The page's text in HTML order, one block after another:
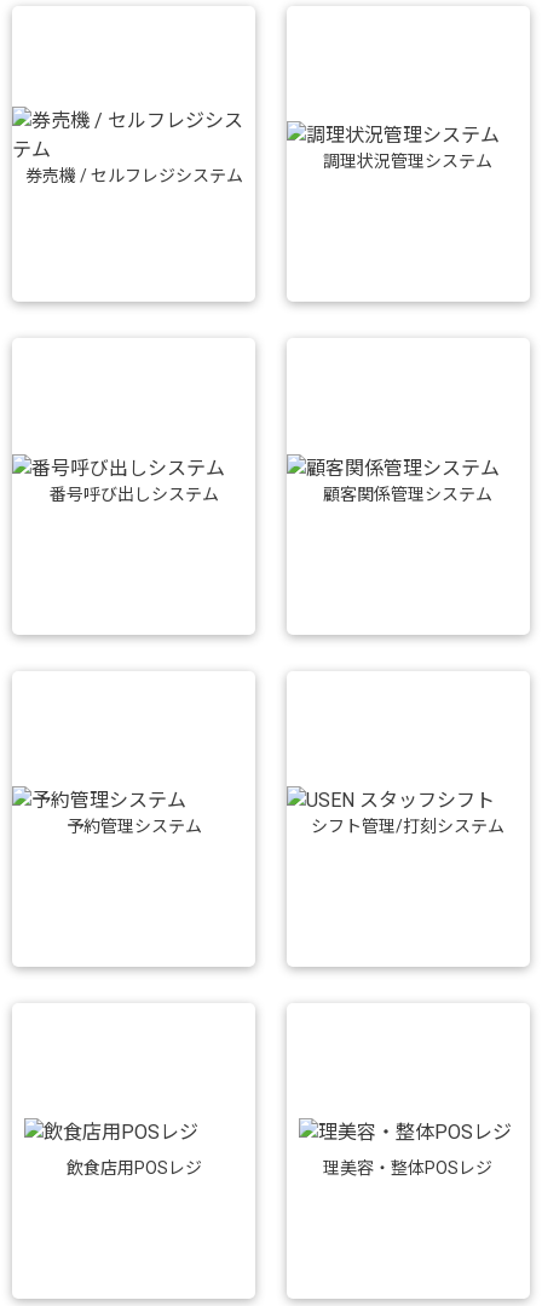
券売機 / セルフレジシステム
調理状況管理システム
番号呼び出しシステム 顧客関係管理システム
予約管理システム シフト管理/打刻システム
飲食店用POSレジ 理美容・整体POSレジ